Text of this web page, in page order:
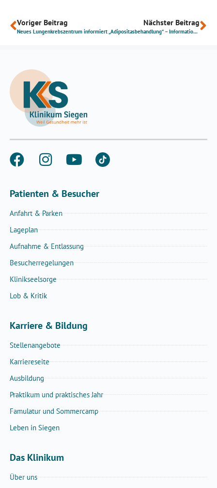
Voriger Beitrag
Neues Lungenkrebszentrum informiert
Nächster Beitrag
„Adipositasbehandlung“ – Informationsveranstaltung
Patienten & Besucher
Anfahrt & Parken
Lageplan
Aufnahme & Entlassung
Besucherregelungen
Klinikseelsorge
Lob & Kritik
Karriere & Bildung
Stellenangebote
Karriereseite
Ausbildung
Praktikum und praktisches Jahr
Famulatur und Sommercamp
Leben in Siegen
Das Klinikum
Über uns